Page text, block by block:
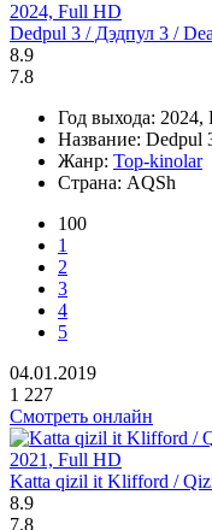
2024, Full HD
Dedpul 3 / Дэдпул 3 /
8.9
7.8
Год выхода: 2024,
Название: Dedpul
Жанр: Top-kinolar
Страна: AQSh
100
1
2
3
4
5
04.01.2019
1 227
Смотреть онлайн
2021, Full HD
Katta qizil it Klifford /
8.9
7.8